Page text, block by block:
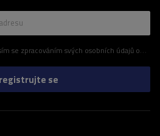
obsažených v kontaktním formuláři v souladu s nařízením Evropského parlamentu a Rady (EU)
se